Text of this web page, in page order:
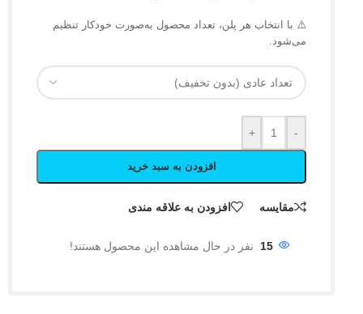
⚠️ با انتخاب هر پلن، تعداد محصول به‌صورت خودکار تنظیم
می‌شود.
-
+
افزودن به سبد خرید
مقایسه افزودن به علاقه مندی
15 نفر در حال مشاهده این محصول هستند!